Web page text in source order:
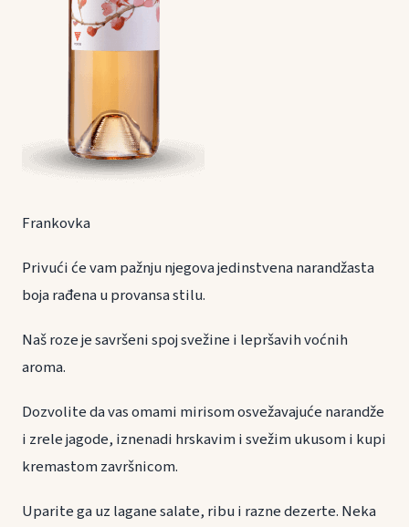
Frankovka
Privući će vam pažnju njegova jedinstvena narandžasta
boja rađena u provansa stilu.
Naš roze je savršeni spoj svežine i lepršavih voćnih
aroma.
Dozvolite da vas omami mirisom osvežavajuće narandže
i zrele jagode, iznenadi hrskavim i svežim ukusom i kupi
kremastom završnicom.
Uparite ga uz lagane salate, ribu i razne dezerte. Neka